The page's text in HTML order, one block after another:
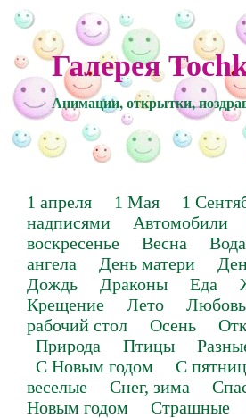
Галерея
Анимации, открытки,
1 апреля 1 Мая 1
надписями
Автомобили
воскресенье
Весна Вода
ангела
День матери
Дождь
Драконы Еда
Крещение
Лето Любовь
рабочий стол
Осень
Природа
Птицы
С Новым годом
С
веселые
Снег, зима
Новым годом
Страшные